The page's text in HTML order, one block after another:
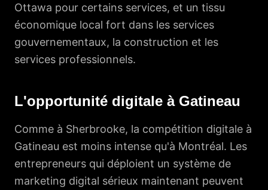
Ottawa pour certains services, et un tissu
économique local fort dans les services
gouvernementaux, la construction et les
services professionnels.
L'opportunité digitale à Gatineau
Comme à Sherbrooke, la compétition digitale à
Gatineau est moins intense qu'à Montréal. Les
entrepreneurs qui déploient un système de
marketing digital sérieux maintenant peuvent